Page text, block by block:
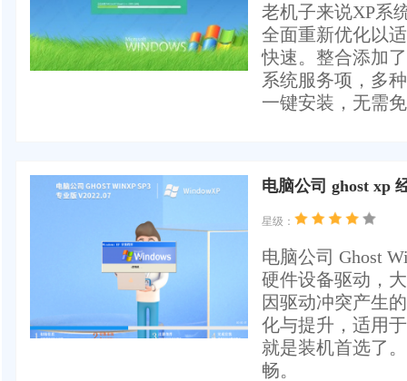
老机子来说XP系
全面重新优化以
快速。整合添加
系统服务项，多
一键安装，无需
电脑公司 ghost xp
星级：
电脑公司 Ghost
硬件设备驱动，
因驱动冲突产生
化与提升，适用
就是装机首选了
畅。